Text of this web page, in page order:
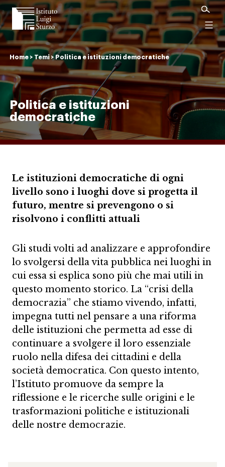
Istituto
Luigi
Sturzo
Menu
Home > Temi >Politica e istituzioni democratiche
Politica e istituzioni
democratiche
Le istituzioni democratiche di ogni
livello sono i luoghi dove si progetta il
futuro, mentre si prevengono o si
risolvono i conflitti attuali
Gli studi volti ad analizzare e approfondire
lo svolgersi della vita pubblica nei luoghi in
cui essa si esplica sono più che mai utili in
questo momento storico. La “crisi della
democrazia” che stiamo vivendo, infatti,
impegna tutti nel pensare a una riforma
delle istituzioni che permetta ad esse di
continuare a svolgere il loro essenziale
ruolo nella difesa dei cittadini e della
società democratica. Con questo intento,
l’Istituto promuove da sempre la
riflessione e le ricerche sulle origini e le
trasformazioni politiche e istituzionali
delle nostre democrazie.